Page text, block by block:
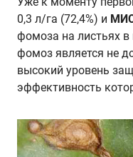
0,3 л/га (72,4%) и
фомоза на листьях в
фомоз является не
высокий уровень
эффективность